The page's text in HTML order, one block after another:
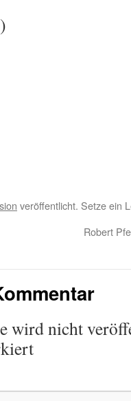
veröffentlicht. Setze ein
Robert
wird nicht